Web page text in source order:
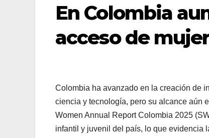
En Colombia
acceso de
Colombia ha avanzado en la creación de
ciencia y tecnología, pero su alcance aún
Women Annual Report Colombia 2025
infantil y juvenil del país, lo que evidencia